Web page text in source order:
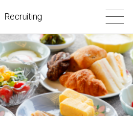
Recruiting